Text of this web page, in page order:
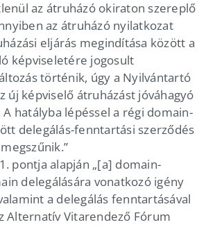
az átruházó okiraton szereplő
az átruházó nyilatkozat
eljárás megindítása között a
képviseletére jogosult
történik, úgy a Nyilvántartó
új képviselő átruházást jóváhagyó
hatályba lépéssel a régi domain-
delegálás-fenntartási szerződés
pontja alapján „[a] domain-
delegálására vonatkozó igény
a delegálás fenntartásával
Alternatív Vitarendező Fórum